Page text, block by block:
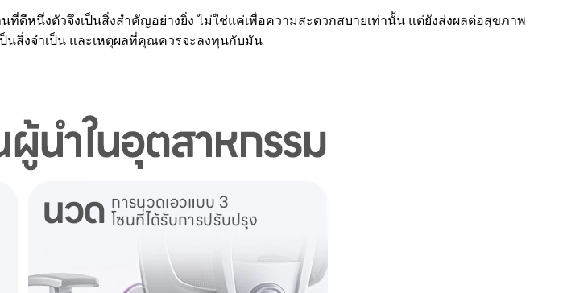
ดีหนึ่งตัวจึงเป็นสิ่งสำคัญอย่างยิ่ง ไม่ใช่แค่เพื่อความสะดวกสบายเท่านั้น แต่ยังส่งผลต่อสุขภาพ
นสิ่งจำเป็น และเหตุผลที่คุณควรจะลงทุนกับมัน